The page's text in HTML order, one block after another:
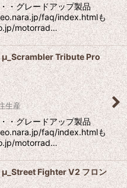
・グレードアップ製品
faq/index.htmlも
motorrad…
μ_Scrambler Tribute Pro
生産
・グレードアップ製品
faq/index.htmlも
motorrad…
μ_Street Fighter V2 フロン